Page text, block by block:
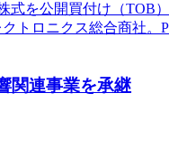
を公開買付け（
トロニクス総合商社
関連事業を承継